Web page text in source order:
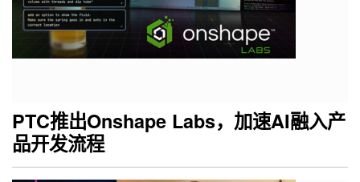
PTC推出Onshape Labs，加速AI融入产
品开发流程